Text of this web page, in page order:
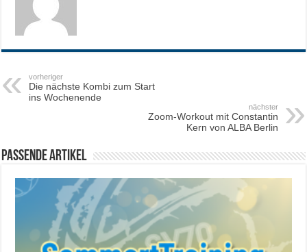
vorheriger
Die nächste Kombi zum Start
ins Wochenende
nächster
Zoom-Workout mit Constantin
Kern von ALBA Berlin
Passende Artikel